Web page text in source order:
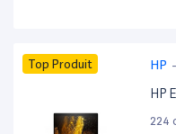
Top Produit HP -
HP
224